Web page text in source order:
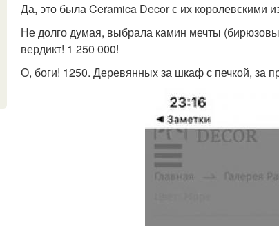
Да, это была Ceramica Decor с их королевскими
Не долго думая, выбрала камин мечты
вердикт! 1 250 000!
О, боги! 1250. Деревянных за шкаф с печкой, за